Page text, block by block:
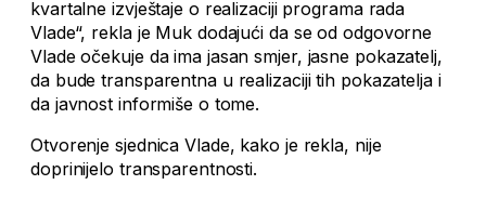
kvartalne izvještaje o realizaciji programa rada
Vlade“, rekla je Muk dodajući da se od odgovorne
Vlade očekuje da ima jasan smjer, jasne pokazatelj,
da bude transparentna u realizaciji tih pokazatelja i
da javnost informiše o tome.
Otvorenje sjednica Vlade, kako je rekla, nije
doprinijelo transparentnosti.